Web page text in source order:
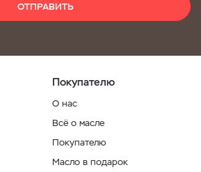
ОТПРАВИТЬ
Покупателю
О нас
Всё о масле
Покупателю
Масло в подарок